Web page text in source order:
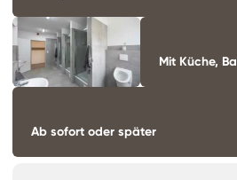
Mit Küche,
Ab sofort oder später